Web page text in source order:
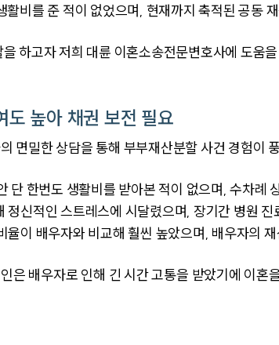
활비를 준 적이 없었으며, 현재까지 축적된 공동
하고자 저희 대륜 이혼소송전문변호사에 도움
도 높아 채권 보전 필요
면밀한 상담을 통해 부부재산분할 사건 경험이
단 한번도 생활비를 받아본 적이 없으며, 수차례
신적인 스트레스에 시달렸으며, 장기간 병원 진
이 배우자와 비교해 훨씬 높았으며, 배우자의
은 배우자로 인해 긴 시간 고통을 받았기에 이